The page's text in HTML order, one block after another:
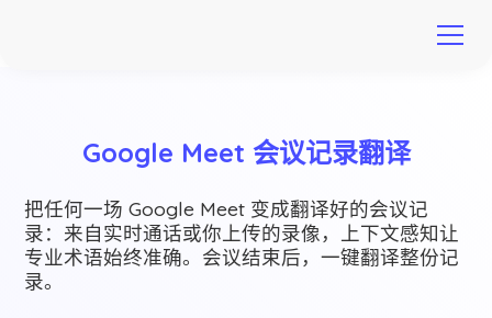
Google Meet 会议记录翻译
把任何一场 Google Meet 变成翻译好的会议记
录：来自实时通话或你上传的录像，上下文感知让
专业术语始终准确。会议结束后，一键翻译整份记
录。